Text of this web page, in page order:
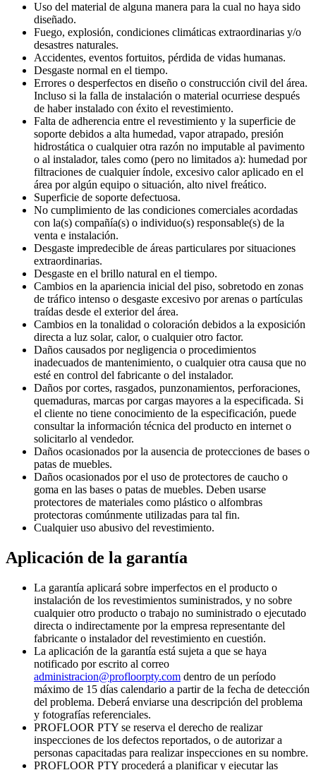
Uso del material de alguna manera para la cual no haya sido
diseñado.
Fuego, explosión, condiciones climáticas extraordinarias y/o
desastres naturales.
Accidentes, eventos fortuitos, pérdida de vidas humanas.
Desgaste normal en el tiempo.
Errores o desperfectos en diseño o construcción civil del área.
Incluso si la falla de instalación o material ocurriese después
de haber instalado con éxito el revestimiento.
Falta de adherencia entre el revestimiento y la superficie de
soporte debidos a alta humedad, vapor atrapado, presión
hidrostática o cualquier otra razón no imputable al pavimento
o al instalador, tales como (pero no limitados a): humedad por
filtraciones de cualquier índole, excesivo calor aplicado en el
área por algún equipo o situación, alto nivel freático.
Superficie de soporte defectuosa.
No cumplimiento de las condiciones comerciales acordadas
con la(s) compañía(s) o individuo(s) responsable(s) de la
venta e instalación.
Desgaste impredecible de áreas particulares por situaciones
extraordinarias.
Desgaste en el brillo natural en el tiempo.
Cambios en la apariencia inicial del piso, sobretodo en zonas
de tráfico intenso o desgaste excesivo por arenas o partículas
traídas desde el exterior del área.
Cambios en la tonalidad o coloración debidos a la exposición
directa a luz solar, calor, o cualquier otro factor.
Daños causados por negligencia o procedimientos
inadecuados de mantenimiento, o cualquier otra causa que no
esté en control del fabricante o del instalador.
Daños por cortes, rasgados, punzonamientos, perforaciones,
quemaduras, marcas por cargas mayores a la especificada. Si
el cliente no tiene conocimiento de la especificación, puede
consultar la información técnica del producto en internet o
solicitarlo al vendedor.
Daños ocasionados por la ausencia de protecciones de bases o
patas de muebles.
Daños ocasionados por el uso de protectores de caucho o
goma en las bases o patas de muebles. Deben usarse
protectores de materiales como plástico o alfombras
protectoras comúnmente utilizadas para tal fin.
Cualquier uso abusivo del revestimiento.
Aplicación de la garantía
La garantía aplicará sobre imperfectos en el producto o
instalación de los revestimientos suministrados, y no sobre
cualquier otro producto o trabajo no suministrado o ejecutado
directa o indirectamente por la empresa representante del
fabricante o instalador del revestimiento en cuestión.
La aplicación de la garantía está sujeta a que se haya
notificado por escrito al correo
administracion@profloorpty.com dentro de un período
máximo de 15 días calendario a partir de la fecha de detección
del problema. Deberá enviarse una descripción del problema
y fotografías referenciales.
PROFLOOR PTY se reserva el derecho de realizar
inspecciones de los defectos reportados, o de autorizar a
personas capacitadas para realizar inspecciones en su nombre.
PROFLOOR PTY procederá a planificar y ejecutar las